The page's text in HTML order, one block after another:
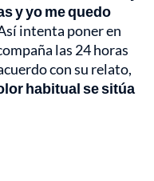
y yo me quedo
intenta poner en
las 24 horas
con su relato,
habitual se sitúa